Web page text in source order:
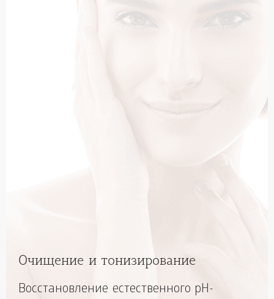
Очищение и тонизирование
Восстановление естественного pH-